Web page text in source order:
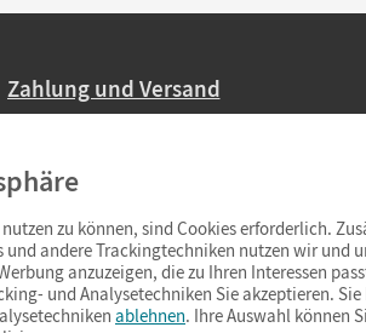
Zahlung und Versand
Ab 59,– EUR Bestellwert liefern wir
(Lieferung in 3–6 Tagen).
zu können, sind Cookies erforderlich.
andere Trackingtechniken nutzen wir und
anzuzeigen, die zu Ihren Interessen
und Analysetechniken Sie akzeptieren.
ablehnen. Ihre Auswahl können